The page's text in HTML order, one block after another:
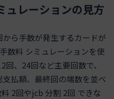
ュレーションの見方
ら手数が発生するカードが
数料 シミュレーションを使
、24回など主要回数で、
払額、最終回の端数を並べ
2回やjcb 分割 2回 できな